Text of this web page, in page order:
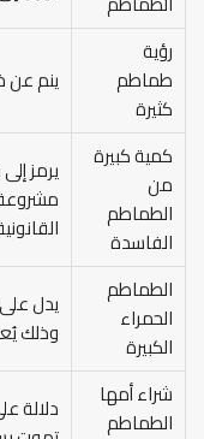
رؤية
طماطم
كثيرة
ينم عن
كمية كبيرة
من
الطماطم
الفاسدة
يرمز
الطماطم
الحمراء
الكبيرة
يدل
وذلك
شراء أمها
الطماطم
دلالة